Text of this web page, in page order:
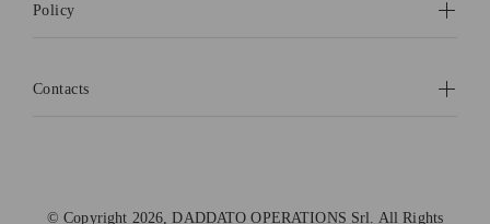
Policy
Contacts
© Copyright 2026, DADDATO OPERATIONS Srl. All Rights